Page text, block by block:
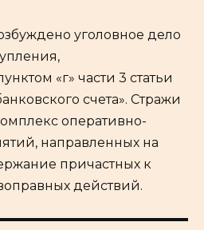
уголовное дело
«г» части 3 статьи
счета». Стражи
оперативно-
направленных на
причастных к
действий.